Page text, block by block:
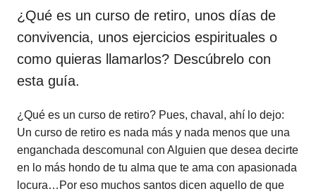
¿Qué es un curso de retiro, unos días de
convivencia, unos ejercicios espirituales o
como quieras llamarlos? Descúbrelo con
esta guía.
¿Qué es un curso de retiro? Pues, chaval, ahí lo dejo:
Un curso de retiro es nada más y nada menos que una
enganchada descomunal con Alguien que desea decirte
en lo más hondo de tu alma que te ama con apasionada
locura…Por eso muchos santos dicen aquello de que